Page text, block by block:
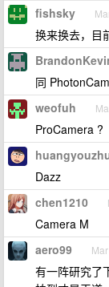
fishsky
换来换去，目
同 PhotonCam
weofuh
ProCamera ?
Dazz
chen1210
Camera M
aero99
有一阵研究了